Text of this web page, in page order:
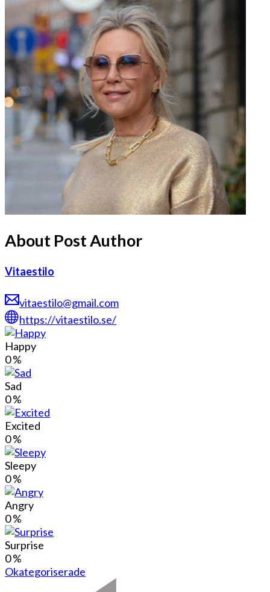
About Post Author
Vitaestilo
vitaestilo@gmail.com
https://vitaestilo.se/
Happy
0%
Sad
0%
Excited
0%
Sleepy
0%
Angry
0%
Surprise
0%
Okategoriserade